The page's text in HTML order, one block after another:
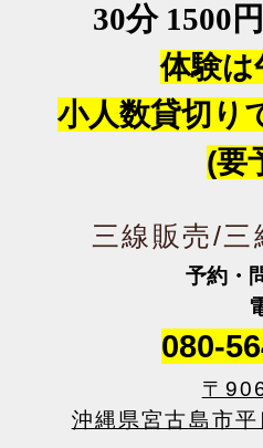
30分 1500
体験は
小人数貸切り
(要
三線販売/三
予約・
080-
〒
沖縄県宮古島市